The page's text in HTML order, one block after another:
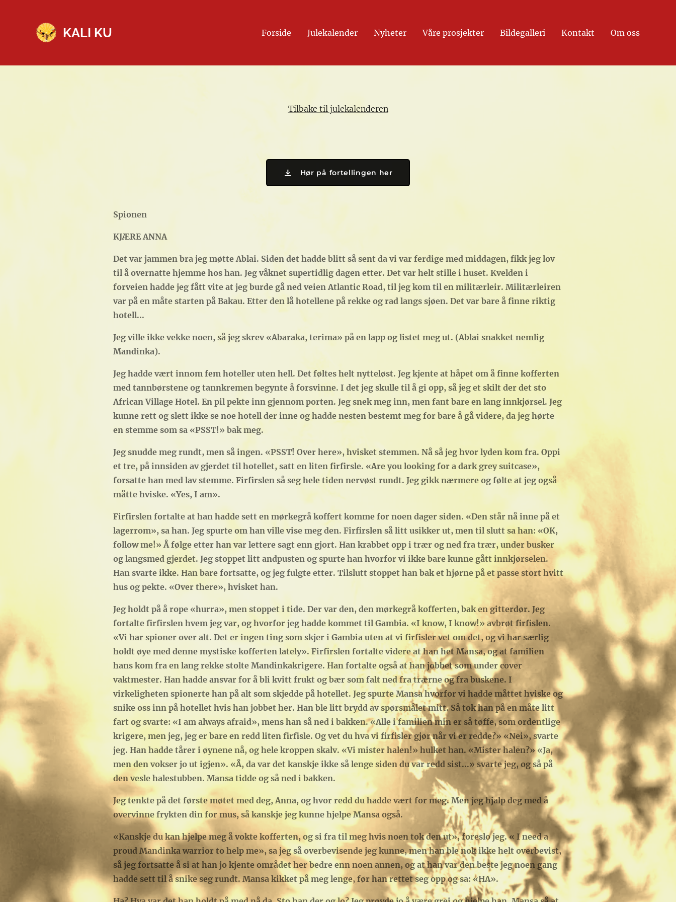
KALI KU Forside Julekalender Nyheter Våre prosjekter Bildegalleri Kontakt Om oss
Tilbake til julekalenderen
Hør på fortellingen her
Spionen
KJÆRE ANNA
Det var jammen bra jeg møtte Ablai. Siden det hadde blitt så sent da vi var ferdige med middagen, fikk jeg lov
til å overnatte hjemme hos han. Jeg våknet supertidlig dagen etter. Det var helt stille i huset. Kvelden i
forveien hadde jeg fått vite at jeg burde gå ned veien Atlantic Road, til jeg kom til en militærleir. Militærleiren
var på en måte starten på Bakau. Etter den lå hotellene på rekke og rad langs sjøen. Det var bare å finne riktig
hotell...
Jeg ville ikke vekke noen, så jeg skrev «Abaraka, terima» på en lapp og listet meg ut. (Ablai snakket nemlig
Mandinka).
Jeg hadde vært innom fem hoteller uten hell. Det føltes helt nytteløst. Jeg kjente at håpet om å finne kofferten
med tannbørstene og tannkremen begynte å forsvinne. I det jeg skulle til å gi opp, så jeg et skilt der det sto
African Village Hotel. En pil pekte inn gjennom porten. Jeg snek meg inn, men fant bare en lang innkjørsel. Jeg
kunne rett og slett ikke se noe hotell der inne og hadde nesten bestemt meg for bare å gå videre, da jeg hørte
en stemme som sa «PSST!» bak meg.
Jeg snudde meg rundt, men så ingen. «PSST! Over here», hvisket stemmen. Nå så jeg hvor lyden kom fra. Oppi
et tre, på innsiden av gjerdet til hotellet, satt en liten firfirsle. «Are you looking for a dark grey suitcase»,
forsatte han med lav stemme. Firfirslen så seg hele tiden nervøst rundt. Jeg gikk nærmere og følte at jeg også
måtte hviske. «Yes, I am».
Firfirslen fortalte at han hadde sett en mørkegrå koffert komme for noen dager siden. «Den står nå inne på et
lagerrom», sa han. Jeg spurte om han ville vise meg den. Firfirslen så litt usikker ut, men til slutt sa han: «OK,
follow me!» Å følge etter han var lettere sagt enn gjort. Han krabbet opp i trær og ned fra trær, under busker
og langsmed gjerdet. Jeg stoppet litt andpusten og spurte han hvorfor vi ikke bare kunne gått innkjørselen.
Han svarte ikke. Han bare fortsatte, og jeg fulgte etter. Tilslutt stoppet han bak et hjørne på et passe stort hvitt
hus og pekte. «Over there», hvisket han.
Jeg holdt på å rope «hurra», men stoppet i tide. Der var den, den mørkegrå kofferten, bak en gitterdør. Jeg
fortalte firfirslen hvem jeg var, og hvorfor jeg hadde kommet til Gambia. «I know, I know!» avbrøt firfislen.
«Vi har spioner over alt. Det er ingen ting som skjer i Gambia uten at vi firfisler vet om det, og vi har særlig
holdt øye med denne mystiske kofferten lately». Firfirslen fortalte videre at han het Mansa, og at familien
hans kom fra en lang rekke stolte Mandinkakrigere. Han fortalte også at han jobbet som under cover
vaktmester. Han hadde ansvar for å bli kvitt frukt og bær som falt ned fra trærne og fra buskene. I
virkeligheten spionerte han på alt som skjedde på hotellet. Jeg spurte Mansa hvorfor vi hadde måttet hviske og
snike oss inn på hotellet hvis han jobbet her. Han ble litt brydd av spørsmålet mitt. Så tok han på en måte litt
fart og svarte: «I am always afraid», mens han så ned i bakken. «Alle i familien min er så tøffe, som ordentlige
krigere, men jeg, jeg er bare en redd liten firfisle. Og vet du hva vi firfisler gjør når vi er redde?» «Nei», svarte
jeg. Han hadde tårer i øynene nå, og hele kroppen skalv. «Vi mister halen!» hulket han. «Mister halen?» «Ja,
men den vokser jo ut igjen». «Å, da var det kanskje ikke så lenge siden du var redd sist...» svarte jeg, og så på
den vesle halestubben. Mansa tidde og så ned i bakken.
Jeg tenkte på det første møtet med deg, Anna, og hvor redd du hadde vært for meg. Men jeg hjalp deg med å
overvinne frykten din for mus, så kanskje jeg kunne hjelpe Mansa også.
«Kanskje du kan hjelpe meg å vokte kofferten, og si fra til meg hvis noen tok den ut», foreslo jeg. « I need a
proud Mandinka warrior to help me», sa jeg så overbevisende jeg kunne, men han ble nok ikke helt overbevist,
så jeg fortsatte å si at han jo kjente området her bedre enn noen annen, og at han var den beste jeg noen gang
hadde sett til å snike seg rundt. Mansa kikket på meg lenge, før han rettet seg opp og sa: «HA».